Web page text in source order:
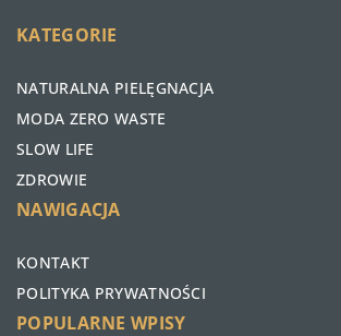
KATEGORIE
NATURALNA PIELĘGNACJA
MODA ZERO WASTE
SLOW LIFE
ZDROWIE
NAWIGACJA
KONTAKT
POLITYKA PRYWATNOŚCI
POPULARNE WPISY